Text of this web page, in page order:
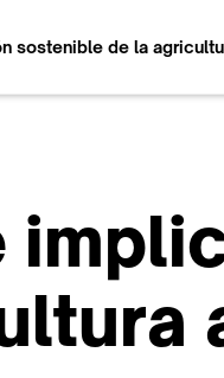
sostenible de la